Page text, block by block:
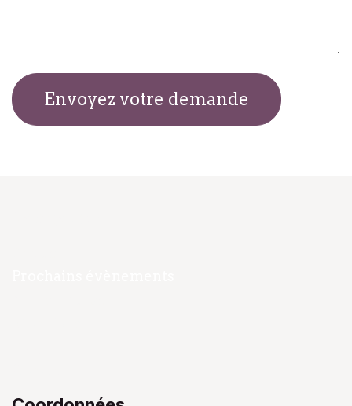
Envoyez votre demande